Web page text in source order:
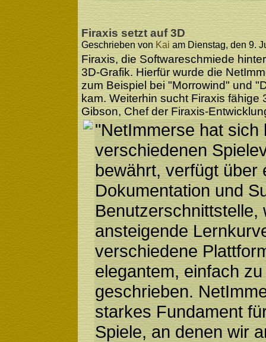
Firaxis setzt auf 3D
Geschrieben vonKai am Dienstag, den 9.
Firaxis, die Softwareschmiede
3D-Grafik. Hierfür wurde die
zum Beispiel bei "Morrowind" und
kam. Weiterhin sucht Firaxis fähige
Gibson, Chef der Firaxis-
"NetImmerse hat sich
verschiedenen
bewährt, verfügt über
Dokumentation und
Benutzerschnittstelle,
ansteigende
verschiedene
elegantem, einfach
geschrieben.
starkes Fundament
Spiele, an denen wir